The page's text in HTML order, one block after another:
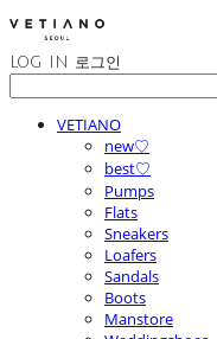
LOG IN 로그인
VETIANO
new♡
best♡
Pumps
Flats
Sneakers
Loafers
Sandals
Boots
Manstore